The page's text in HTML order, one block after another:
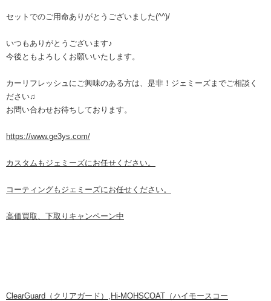
セットでのご用命ありがとうございました(^^)/
いつもありがとうございます♪
今後ともよろしくお願いいたします。
カーリフレッシュにご興味のある方は、是非！ジェミーズまでご相談く
ださい♫
お問い合わせお待ちしております。
https://www.ge3ys.com/
カスタムもジェミーズにお任せください。
コーティングもジェミーズにお任せください。
高価買取、下取りキャンペーン中
ClearGuard（クリアガード） , Hi-MOHSCOAT（ハイモースコー